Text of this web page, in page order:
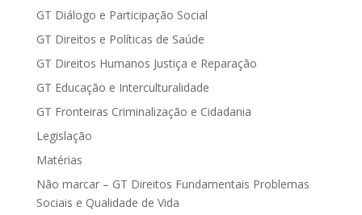
GT Diálogo e Participação Social
GT Direitos e Políticas de Saúde
GT Direitos Humanos Justiça e Reparação
GT Educação e Interculturalidade
GT Fronteiras Criminalização e Cidadania
Legislação
Matérias
Não marcar – GT Direitos Fundamentais Problemas
Sociais e Qualidade de Vida